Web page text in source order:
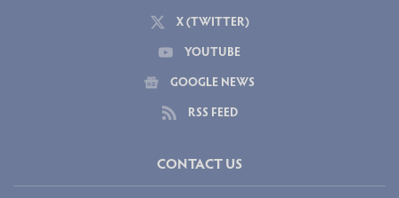
X (TWITTER)
YOUTUBE
GOOGLE NEWS
RSS FEED
CONTACT US